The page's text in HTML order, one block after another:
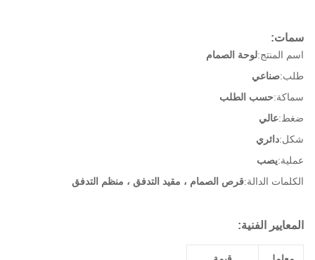
سمات:
اسم المنتج:لوحة الصمام
طلب:صناعي
سماكة:حسب الطلب
ضغط:عالي
شكل:دائري
عملية:يصب
الكلمات الدالة:قرص الصمام ، مقيد التدفق ، منظم التدفق
المعايير الفنية: